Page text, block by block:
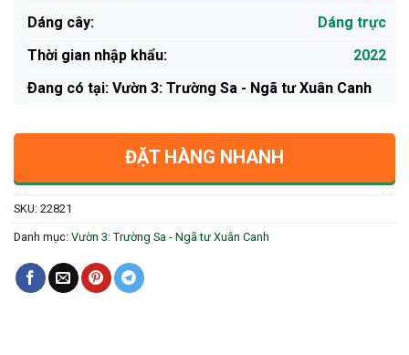
Dáng cây:
Dáng trực
Thời gian nhập khẩu:
2022
Ðang có tại: Vườn 3: Trường Sa - Ngã tư Xuân Canh
ĐẶT HÀNG NHANH
SKU: 22821
Danh mục: Vườn 3: Trường Sa - Ngã tư Xuân Canh